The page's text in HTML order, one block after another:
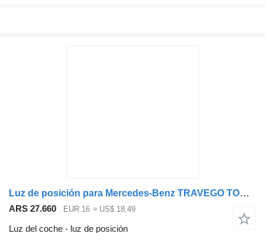
Luz de posición para Mercedes-Benz TRAVEGO TOURİSMO autobús
ARS 27.660 EUR 16 ≈ US$ 18,49
Luz del coche - luz de posición